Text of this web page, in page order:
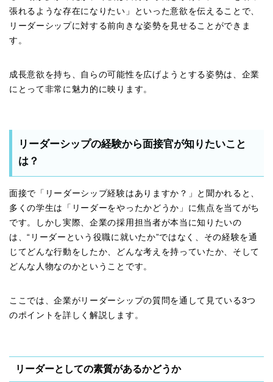
張れるような存在になりたい」といった意欲を伝えることで、
リーダーシップに対する前向きな姿勢を見せることができま
す。
成長意欲を持ち、自らの可能性を広げようとする姿勢は、企業
にとって非常に魅力的に映ります。
リーダーシップの経験から面接官が知りたいこと
は？
面接で「リーダーシップ経験はありますか？」と聞かれると、
多くの学生は「リーダーをやったかどうか」に焦点を当てがち
です。しかし実際、企業の採用担当者が本当に知りたいの
は、“リーダーという役職に就いたか”ではなく、その経験を通
じてどんな行動をしたか、どんな考えを持っていたか、そして
どんな人物なのかということです。
ここでは、企業がリーダーシップの質問を通して見ている3つ
のポイントを詳しく解説します。
リーダーとしての素質があるかどうか